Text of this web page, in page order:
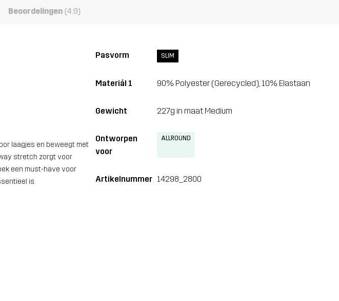
Beoordelingen (4.9)
laagjes en beweegt met
stretch zorgt voor
een must-have voor
is.
Pasvorm SLIM
Materiál 1 90% Polyester (Gerecycled), 10% Elastaan
Gewicht 227g in maat Medium
Ontworpen
voor
ALLROUND
Artikelnummer 14298_2800